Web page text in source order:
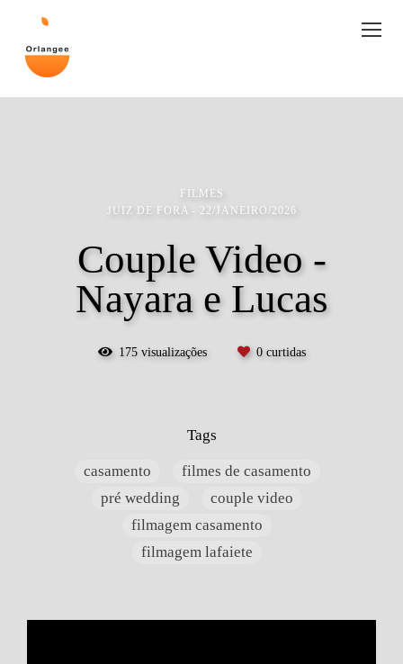
FILMES
JUIZ DE FORA
22/JANEIRO/2026
Couple Video -
Nayara e Lucas
175visualizações 0curtidas
Tags
casamento
filmes de casamento
pré wedding
couple video
filmagem casamento
filmagem lafaiete